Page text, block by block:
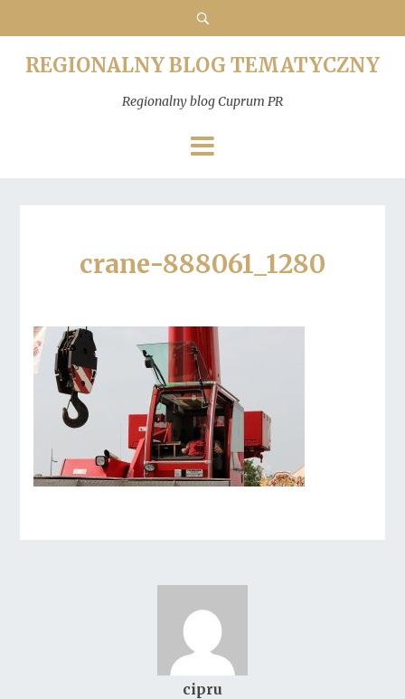
REGIONALNY BLOG TEMATYCZNY
Regionalny blog Cuprum PR
crane-888061_1280
cipru